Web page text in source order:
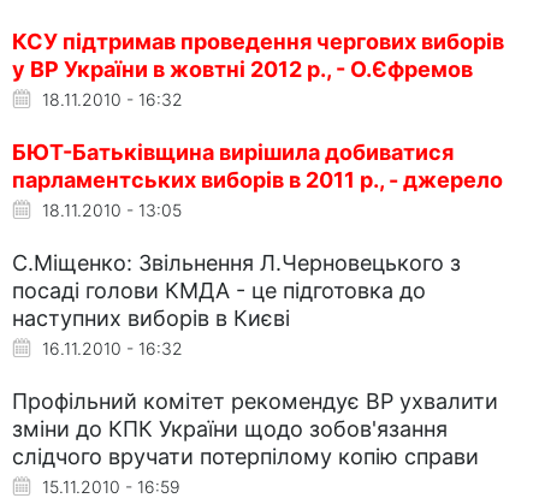
КСУ підтримав проведення чергових виборів
у ВР України в жовтні 2012 р., - О.Єфремов
18.11.2010 - 16:32
БЮТ-Батьківщина вирішила добиватися
парламентських виборів в 2011 р., - джерело
18.11.2010 - 13:05
С.Міщенко: Звільнення Л.Черновецького з
посаді голови КМДА - це підготовка до
наступних виборів в Києві
16.11.2010 - 16:32
Профільний комітет рекомендує ВР ухвалити
зміни до КПК України щодо зобов'язання
слідчого вручати потерпілому копію справи
15.11.2010 - 16:59